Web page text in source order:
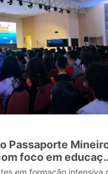
Passaporte
foco em
global
em formação intensiva